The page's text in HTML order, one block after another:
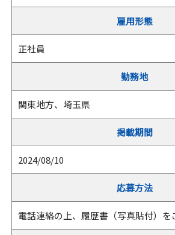
雇用形態
正社員
勤務地
関東地方、埼玉県
掲載期間
2024/08/10
応募方法
電話連絡の上、履歴書（写真貼付）を